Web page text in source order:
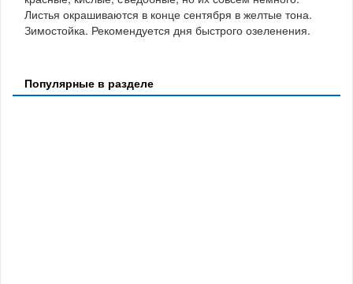
Листья окрашиваются в конце сентября в желтые тона.
Зимостойка. Рекомендуется дня быстрого озеленения.
Популярные в разделе